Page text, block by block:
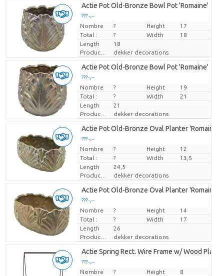
Actie Pot Old-Bronze Bowl Pot 'Romaine'
??? -,--
Prix par pièce
Nombre ? Height
17
Total :
? Width
18
Length
18
Producteur
dekker decorations
Actie Pot Old-Bronze Bowl Pot 'Romaine'
??? -,--
Prix par pièce
Nombre ? Height
19
Total :
? Width
21
Length
21
Producteur
dekker decorations
Actie Pot Old-Bronze Oval Planter 'Romaine'
??? -,--
Prix par pièce
Nombre ? Height
12
Total :
? Width
13,5
Length
24,5
Producteur
dekker decorations
Actie Pot Old-Bronze Oval Planter 'Romaine'
??? -,--
Prix par pièce
Nombre ? Height
14
Total :
? Width
17
Length
26
Producteur
dekker decorations
Actie Spring Rect. Wire Frame w/ Wood
??? -,--
Prix par pièce
Nombre ? Height
8